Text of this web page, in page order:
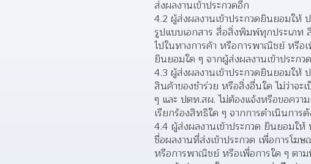
ส่งผลงานเข้าประกวดอีก
4.2 ผู้ส่งผลงานเข้าประกวดยินยอมให้
รูปแบบเอกสาร สื่อสิ่งพิมพ์ทุกประเภท
ไปในทางการค้า หรือการพาณิชย์ หรือ
ยินยอมใด ๆ จากผู้ส่งผลงานเข้าประกว
4.3 ผู้ส่งผลงานเข้าประกวดยินยอมให้
สินค้าของชำร่วย หรือสิ่งอื่นใด ไม่ว่าจ
ๆ และ ปตท.สผ. ไม่ต้องแจ้งหรือขอควา
เรียกร้องสิทธิใด ๆ จากการดำเนินการ
4.4 ผู้ส่งผลงานเข้าประกวด ยินยอมใ
ชื่อผลงานที่ส่งเข้าประกวด เพื่อการโฆ
หรือการพาณิชย์ หรือเพื่อการใด ๆ ตา